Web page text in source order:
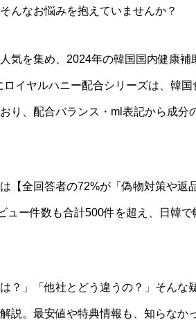
んなお悩みを抱えていませんか？
気を集め、2024年の韓国国内健康補
ロイヤルハニー配合シリーズは、韓
り、配合バランス・ml表記から成分
【全回答者の72%が「偽物対策や返
ュー件数も合計500件を超え、日韓で
？」「他社とどう違うの？」そんな
説。最安値や特典情報も、知らなか